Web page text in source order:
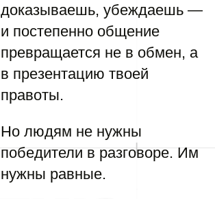
доказываешь, убеждаешь —
и постепенно общение
превращается не в обмен, а
в презентацию твоей
правоты.
Но людям не нужны
победители в разговоре. Им
нужны равные.